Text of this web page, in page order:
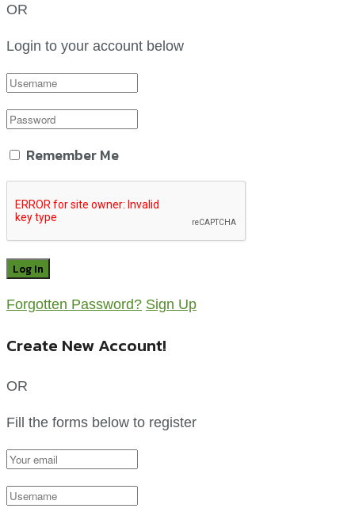
OR
Login to your account below
Remember Me
Forgotten Password? Sign Up
Create New Account!
OR
Fill the forms below to register